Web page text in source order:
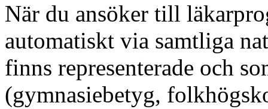
När du ansöker till
automatiskt via samtliga
finns representerade och
(gymnasiebetyg,